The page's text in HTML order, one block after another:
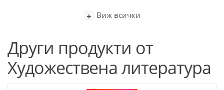
Виж всички
Други продукти от
Художествена литература